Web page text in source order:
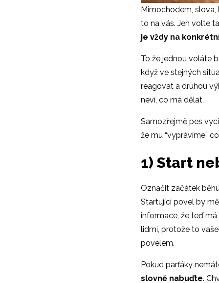
Mimochodem,
to na vás. Jen volte
je vždy na
To že jednou voláte
když ve stejných
reagovat a druhou
neví, co má dělat.
Samozřejmě pes
že mu “vyprávíme”
1) Start
Označit začátek
Startující povel by
informace, že teď
lidmi, protože to
povelem.
Pokud parťáky
slovně nabuďte.